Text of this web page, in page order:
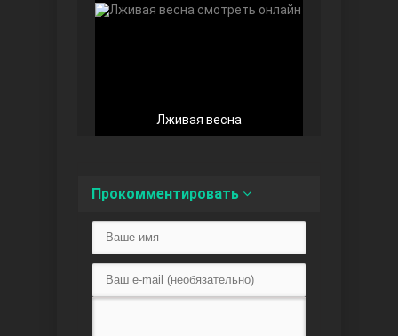
Семья
Лживая весна
Прокомментировать